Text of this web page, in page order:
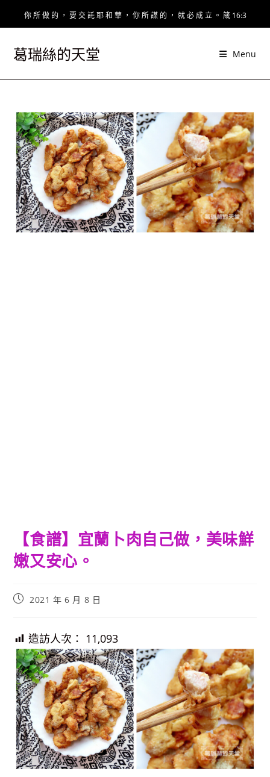
你 所 做 的 ， 要 交 託 耶 和 華 ， 你 所 謀 的 ， 就 必 成 立 。 箴 16:3
葛瑞絲的天堂 Menu
【食譜】宜蘭卜肉自己做，美味鮮
嫩又安心。
Post2021 年 6 月 8 日
造訪人次： 11,093